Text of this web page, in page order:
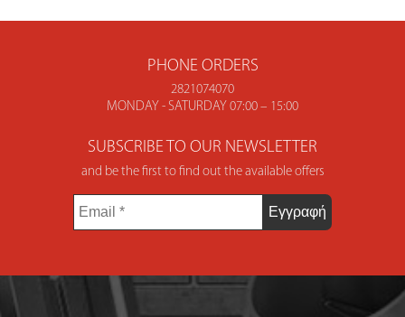
PHONE ORDERS
2821074070
MONDAY - SATURDAY 07:00 – 15:00
SUBSCRIBE TO OUR NEWSLETTER
and be the first to find out the available offers
Email